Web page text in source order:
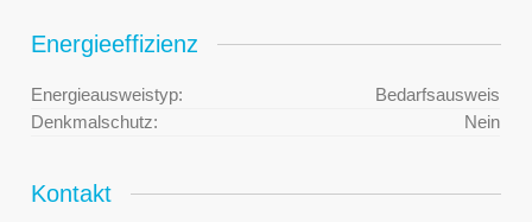
Energieeffizienz
Energieausweistyp:
Bedarfsausweis
Denkmalschutz:
Nein
Kontakt